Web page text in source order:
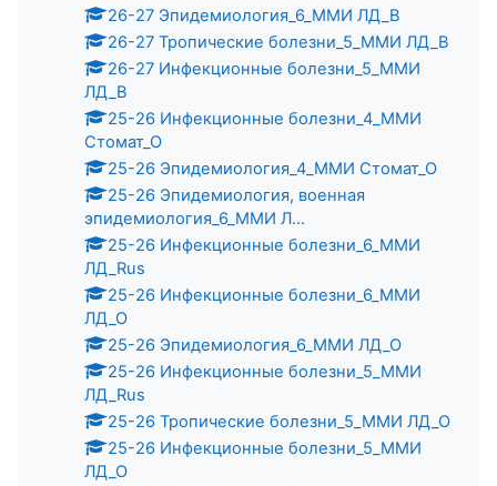
26-27 Эпидемиология_6_ММИ ЛД_В
26-27 Тропические болезни_5_ММИ ЛД_В
26-27 Инфекционные болезни_5_ММИ
ЛД_В
25-26 Инфекционные болезни_4_ММИ
Стомат_О
25-26 Эпидемиология_4_ММИ Стомат_О
25-26 Эпидемиология, военная
эпидемиология_6_ММИ Л...
25-26 Инфекционные болезни_6_ММИ
ЛД_Rus
25-26 Инфекционные болезни_6_ММИ
ЛД_О
25-26 Эпидемиология_6_ММИ ЛД_О
25-26 Инфекционные болезни_5_ММИ
ЛД_Rus
25-26 Тропические болезни_5_ММИ ЛД_О
25-26 Инфекционные болезни_5_ММИ
ЛД_О